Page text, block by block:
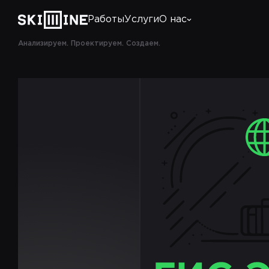
РаботыУслугиО нас
Анализируем. Проектируем. Создаем.